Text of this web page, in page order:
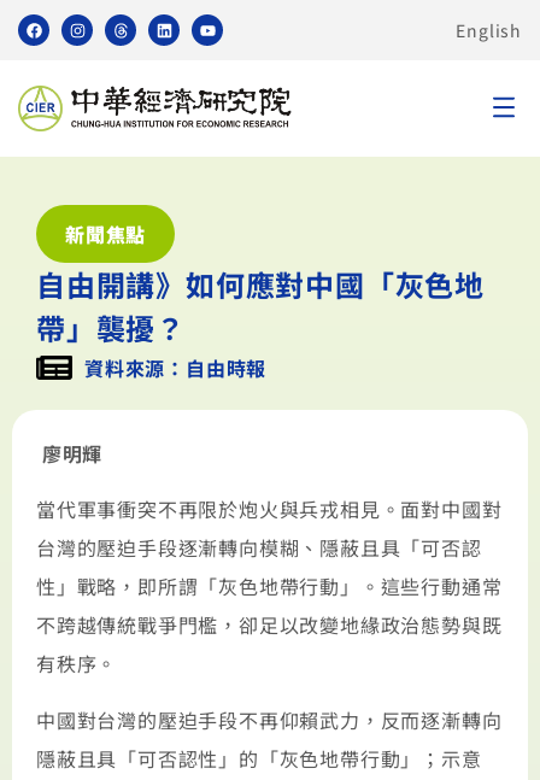
English
新聞焦點
自由開講》如何應對中國「灰色地
帶」襲擾？
資料來源：自由時報
廖明輝
當代軍事衝突不再限於炮火與兵戎相見。面對中國對
台灣的壓迫手段逐漸轉向模糊、隱蔽且具「可否認
性」戰略，即所謂「灰色地帶行動」。這些行動通常
不跨越傳統戰爭門檻，卻足以改變地緣政治態勢與既
有秩序。
中國對台灣的壓迫手段不再仰賴武力，反而逐漸轉向
隱蔽且具「可否認性」的「灰色地帶行動」；示意